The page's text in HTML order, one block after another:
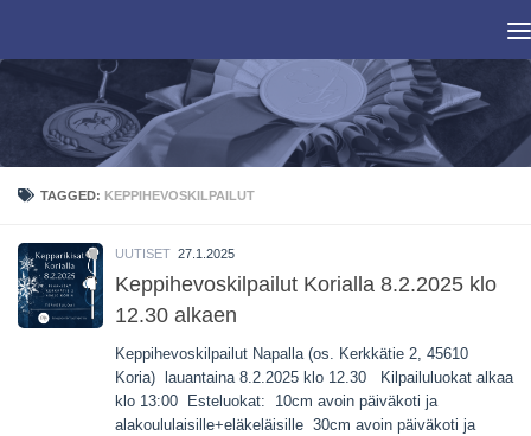
TAGGED: KEPPIHEVOSKILPAILUT
UUTISET 27.1.2025
Keppihevoskilpailut Korialla 8.2.2025 klo
12.30 alkaen
Keppihevoskilpailut Napalla (os. Kerkkätie 2, 45610
Koria) lauantaina 8.2.2025 klo 12.30 Kilpailuluokat alkaa
klo 13:00 Esteluokat: 10cm avoin päiväkoti ja
alakoululaisille+eläkeläisille 30cm avoin päiväkoti ja